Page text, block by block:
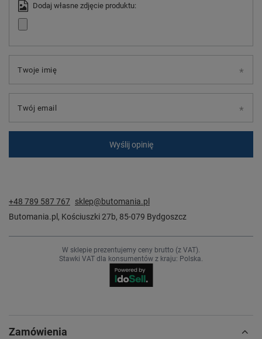
Dodaj własne zdjęcie produktu:
Twoje imię
Twój email
Wyślij opinię
+48 789 587 767 sklep@butomania.pl
Butomania.pl , Kościuszki 27b, 85-079 Bydgoszcz
W sklepie prezentujemy ceny brutto (z VAT).
Stawki VAT dla konsumentów z kraju: Polska.
Zamówienia